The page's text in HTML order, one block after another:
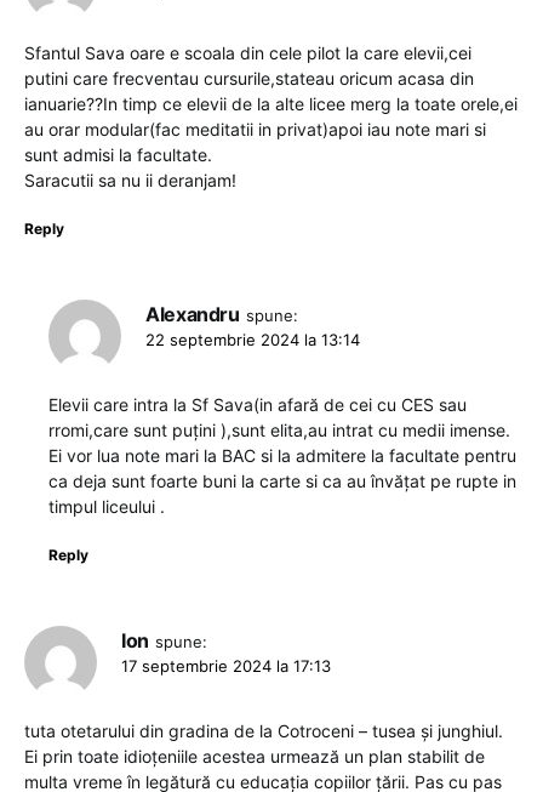
Sfantul Sava oare e scoala din cele pilot la care elevii,cei
putini care frecventau cursurile,stateau oricum acasa din
ianuarie??In timp ce elevii de la alte licee merg la toate orele,ei
au orar modular(fac meditatii in privat)apoi iau note mari si
sunt admisi la facultate.
Saracutii sa nu ii deranjam!
Reply
Alexandru spune:
22 septembrie 2024 la 13:14
Elevii care intra la Sf Sava(in afară de cei cu CES sau
rromi,care sunt puțini ),sunt elita,au intrat cu medii imense.
Ei vor lua note mari la BAC si la admitere la facultate pentru
ca deja sunt foarte buni la carte si ca au învățat pe rupte in
timpul liceului .
Reply
Ion spune:
17 septembrie 2024 la 17:13
tuta otetarului din gradina de la Cotroceni – tusea și junghiul.
Ei prin toate idioțeniile acestea urmează un plan stabilit de
multa vreme în legătură cu educația copiilor țării. Pas cu pas